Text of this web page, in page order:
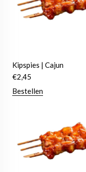
Kipspies | Cajun
€2,45
Bestellen